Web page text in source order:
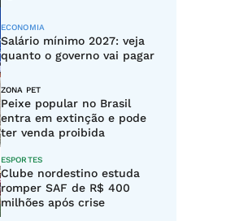
ECONOMIA
Salário mínimo 2027: veja
quanto o governo vai pagar
ZONA PET
Peixe popular no Brasil
entra em extinção e pode
ter venda proibida
ESPORTES
Clube nordestino estuda
romper SAF de R$ 400
milhões após crise